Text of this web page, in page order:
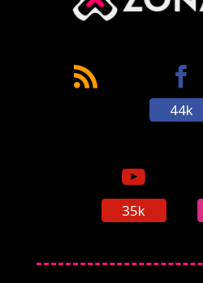
44k
35k